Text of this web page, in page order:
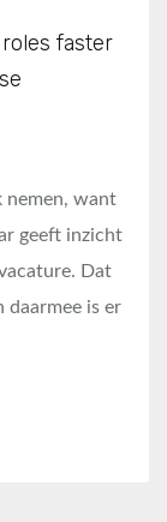
faster
nemen, want
geeft inzicht
Dat
daarmee is er